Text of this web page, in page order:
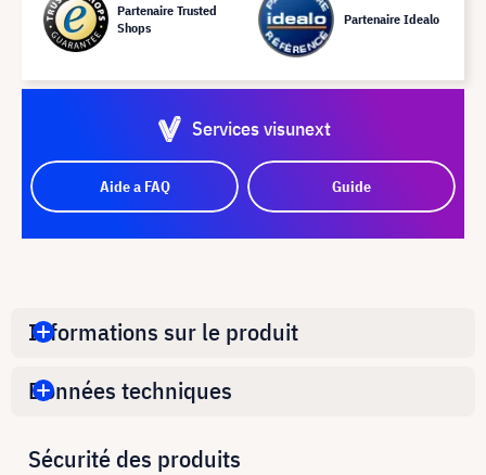
Partenaire Trusted
Shops
Partenaire Idealo
Services visunext
Aide a FAQ Guide
Informations sur le produit
Données techniques
Sécurité des produits